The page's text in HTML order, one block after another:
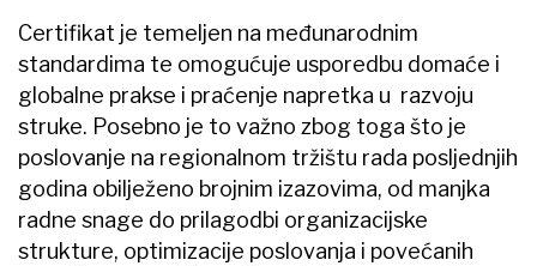
Certifikat je temeljen na međunarodnim
standardima te omogućuje usporedbu domaće i
globalne prakse i praćenje napretka u razvoju
struke. Posebno je to važno zbog toga što je
poslovanje na regionalnom tržištu rada posljednjih
godina obilježeno brojnim izazovima, od manjka
radne snage do prilagodbi organizacijske
strukture, optimizacije poslovanja i povećanih